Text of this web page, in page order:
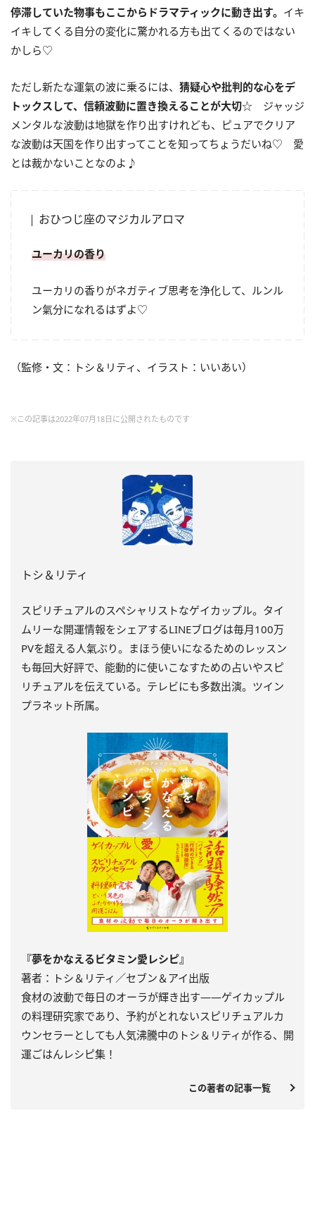
停滞していた物事もここからドラマティックに動き出す。 イキ
イキしてくる自分の変化に驚かれる方も出てくるのではない
かしら♡
ただし新たな運氣の波に乗るには、 猜疑心や批判的な心をデ
トックスして、信頼波動に置き換えることが大切☆ ジャッジ
メンタルな波動は地獄を作り出すけれども、ピュアでクリア
な波動は天国を作り出すってことを知ってちょうだいね♡ 愛
とは裁かないことなのよ♪
おひつじ座のマジカルアロマ
ユーカリの香り
ユーカリの香りがネガティブ思考を浄化して、ルンル
ン氣分になれるはずよ♡
（監修・文：トシ＆リティ、イラスト：いいあい）
※この記事は2022年07月18日に公開されたものです
トシ＆リティ
スピリチュアルのスペシャリストなゲイカップル。タイ
ムリーな開運情報をシェアするLINEブログは毎月100万
PVを超える人氣ぶり。まほう使いになるためのレッスン
も毎回大好評で、能動的に使いこなすための占いやスピ
リチュアルを伝えている。テレビにも多数出演。ツイン
プラネット所属。
『夢をかなえるビタミン愛レシピ』
著者：トシ＆リティ／セブン＆アイ出版
食材の波動で毎日のオーラが輝き出す――ゲイカップル
の料理研究家であり、予約がとれないスピリチュアルカ
ウンセラーとしても人気沸騰中のトシ＆リティが作る、開
運ごはんレシピ集！
この著者の記事一覧